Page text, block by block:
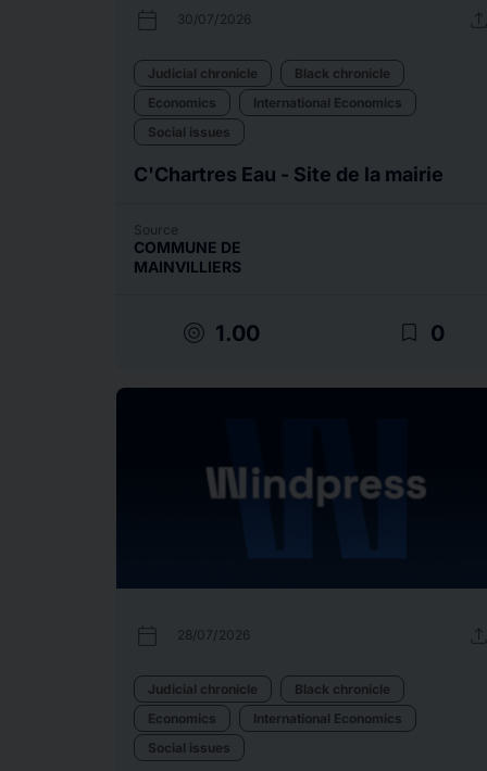
calendar_today 30/07/2026
Judicial chronicle
Black chronicle
Economics
International Economics
Social issues
C'Chartres Eau - Site de la mairie
Source
COMMUNE DE
MAINVILLIERS
target 1.00 bookmark_border 0
calendar_today 28/07/2026
Judicial chronicle
Black chronicle
Economics
International Economics
Social issues